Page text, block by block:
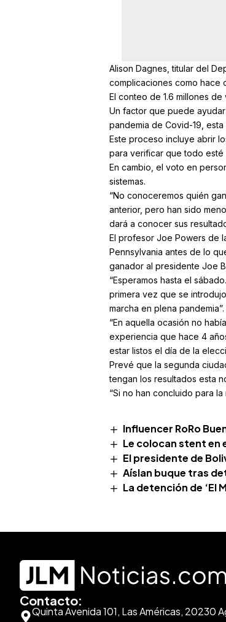
Alison Dagnes, titular del
complicaciones como hace
El conteo de 1.6 millones
Un factor que puede
pandemia de Covid-19,
Este proceso incluye abrir
para verificar que todo
En cambio, el voto en
sistemas.
“No conoceremos quién
anterior, pero han sido
dará a conocer sus
El profesor Joe Powers de
Pennsylvania antes de lo
ganador al presidente Joe
“Esperamos hasta el
primera vez que se
marcha en plena pandemia”.
“En aquella ocasión no
experiencia que hace 4
estar listos el día de la
Prevé que la segunda
tengan los resultados esta
“Si no han concluido para
Influencer RoRo
Le colocan stent en
El presidente de
Aíslan buque tras
La detención de ‘El
Contacto:
Quinta Avenida 101, Las Américas, 20230